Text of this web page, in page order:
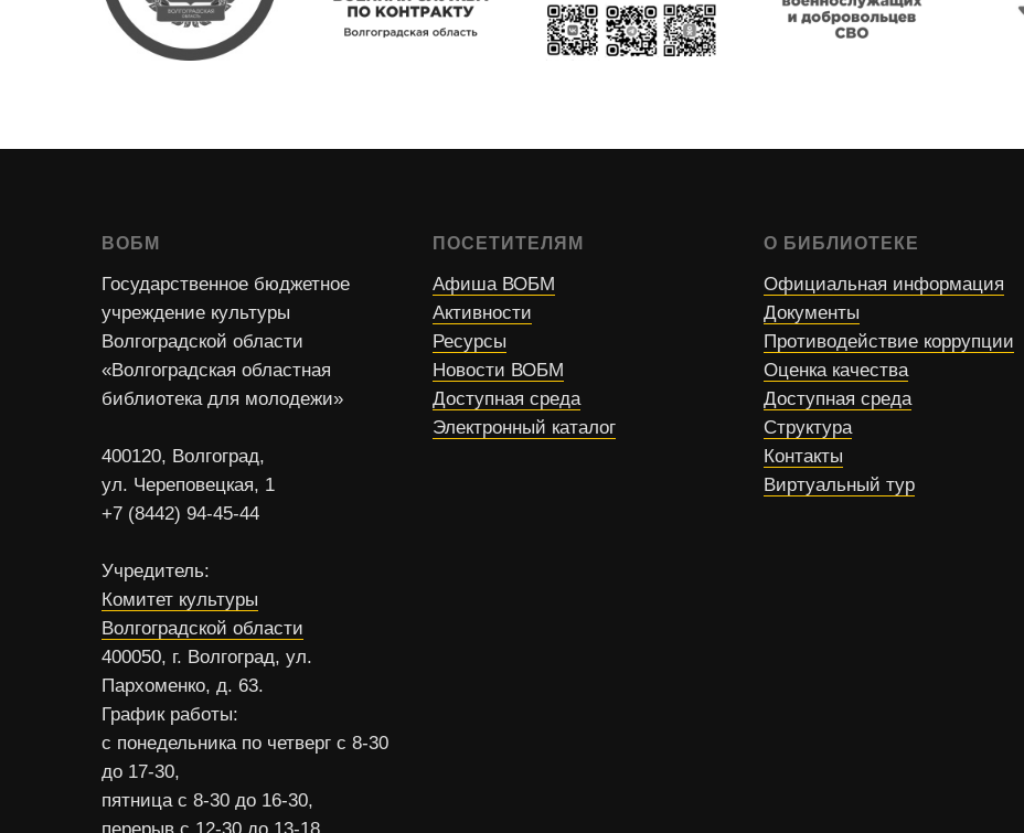
ВОБМ
Государственное бюджетное
учреждение культуры
Волгоградской области
«Волгоградская областная
библиотека для молодежи»
400120, Волгоград,
ул. Череповецкая, 1
+7 (8442) 94-45-44
Учредитель:
Комитет культуры
Волгоградской области
400050, г. Волгоград, ул.
Пархоменко, д. 63.
График работы:
с понедельника по четверг с 8-30
до 17-30,
пятница с 8-30 до 16-30,
ПОСЕТИТЕЛЯМ
Афиша ВОБМ
Активности
Ресурсы
Новости ВОБМ
Доступная среда
Электронный каталог
О БИБЛИОТЕКЕ
Официальная информация
Документы
Противодействие коррупции
Оценка качества
Доступная среда
Структура
Контакты
Виртуальный тур